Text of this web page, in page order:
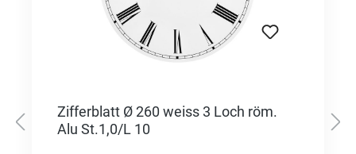
Zifferblatt Ø 260 weiss 3 Loch röm.
Alu St.1,0/L 10